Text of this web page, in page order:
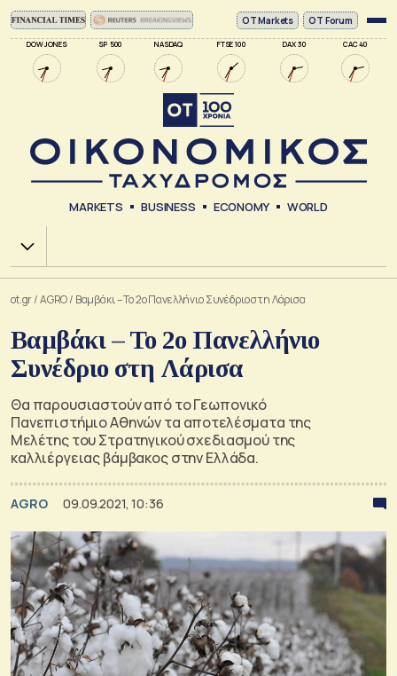
DOW JONES SP 500 NASDAQ FTSE 100 DAX 30 CAC 40
ΟΤ Markets OT Forum
MARKETS BUSINESS ECONOMY WORLD
Χ.Α.
ot.gr/AGRO/ Βαμβάκι – Το 2ο Πανελλήνιο Συνέδριο στη Λάρισα
Βαμβάκι – Το 2ο Πανελλήνιο
Συνέδριο στη Λάρισα
Θα παρουσιαστούν από το Γεωπονικό
Πανεπιστήμιο Αθηνών τα αποτελέσματα της
Μελέτης του Στρατηγικού σχεδιασμού της
καλλιέργειας βάμβακος στην Ελλάδα.
AGRO 09.09.2021, 10:36